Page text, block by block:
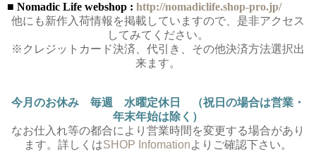
■ Nomadic Life webshop : http://nomadiclife.shop-pro.jp/
他にも新作入荷情報を掲載していますので、是非アクセス
してみてください。
※クレジットカード決済、代引き、その他決済方法選択出
来ます。
今月のお休み 毎週 水曜定休日 （祝日の場合は営業・
年末年始は除く）
なお仕入れ等の都合により営業時間を変更する場合があり
ます。詳しくはSHOP Infomationよりご確認下さい。